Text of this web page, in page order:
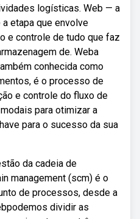
logísticas. Web — a
etapa que envolve
e controle de tudo que faz
de. Weba
conhecida como
é o processo de
e controle do fluxo de
para otimizar a
para o sucesso da sua
da cadeia de
management (scm) é o
de processos, desde a
dividir as